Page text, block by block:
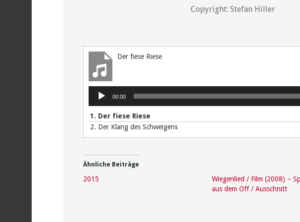
Copyright: Stefan Hiller
Der fiese Riese
Audio-
Player
00:00
1. Der fiese Riese
2. Der Klang des Schweigens
Ähnliche Beiträge
2015
Wiegenlied / Film (2008) –
aus dem Off / Ausschnitt